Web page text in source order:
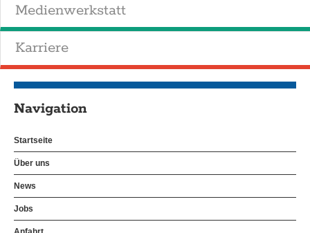
Medienwerkstatt
Karriere
Navigation
Startseite
Über uns
News
Jobs